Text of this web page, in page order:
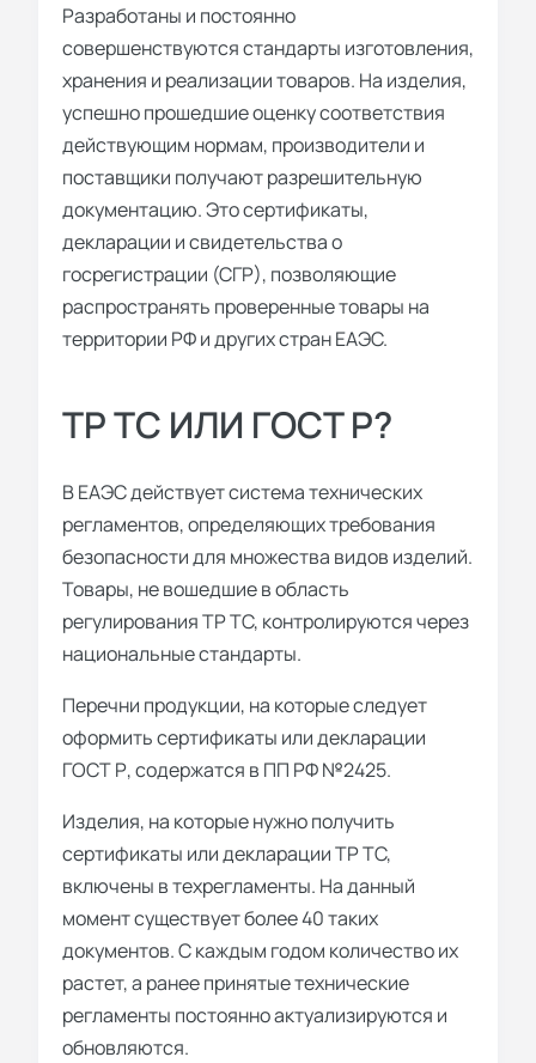
Разработаны и постоянно
совершенствуются стандарты изготовления,
хранения и реализации товаров. На изделия,
успешно прошедшие оценку соответствия
действующим нормам, производители и
поставщики получают разрешительную
документацию. Это сертификаты,
декларации и свидетельства о
госрегистрации (СГР), позволяющие
распространять проверенные товары на
территории РФ и других стран ЕАЭС.
ТР ТС ИЛИ ГОСТ Р?
В ЕАЭС действует система технических
регламентов, определяющих требования
безопасности для множества видов изделий.
Товары, не вошедшие в область
регулирования ТР ТС, контролируются через
национальные стандарты.
Перечни продукции, на которые следует
оформить сертификаты или декларации
ГОСТ Р, содержатся в ПП РФ №2425.
Изделия, на которые нужно получить
сертификаты или декларации ТР ТС,
включены в техрегламенты. На данный
момент существует более 40 таких
документов. С каждым годом количество их
растет, а ранее принятые технические
регламенты постоянно актуализируются и
обновляются.